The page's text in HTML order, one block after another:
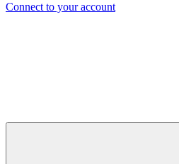
Connect to your account